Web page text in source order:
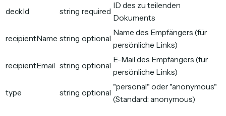
deckId string required
ID des zu teilenden
Dokuments
recipientName string optional
Name des Empfängers (für
persönliche Links)
recipientEmail string optional
E-Mail des Empfängers (für
persönliche Links)
type string optional
"personal" oder "anonymous"
(Standard: anonymous)